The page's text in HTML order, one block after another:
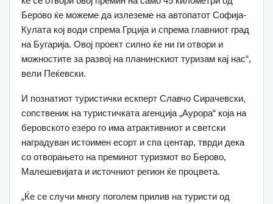
Берово ќе можеме да излеземе на автопатот Софија-
Кулата кој води спрема Грција и спрема главниот град
на Бугарија. Овој проект силно ќе ни ги отвори и
можностите за развој на планинскиот туризам кај нас“,
вели Пеќевски.
И познатиот туристички ескперт Славчо Сирачевски,
сопственик на туристичката агенција „Аурора“ која на
беровското езеро го има атрактивниот и светски
наградуван истоимен есорт и спа центар, тврди дека
со отворањето на преминот туризмот во Берово,
Малешевијата и источниот регион ќе процвета.
„Ќе се случи многу поголем прилив на туристи од